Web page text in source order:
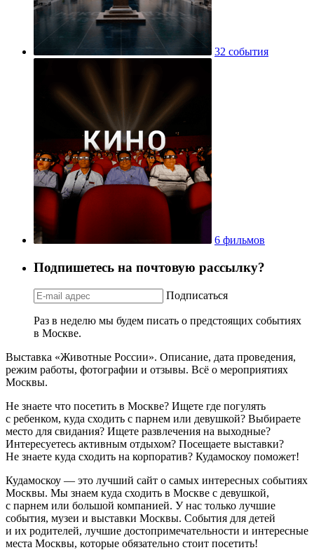
32 события
6 фильмов
Подпишетесь на почтовую рассылку?
Подписаться
Раз в неделю мы будем писать о предстоящих событиях
в Москве.
Выставка «Животные России». Описание, дата проведения,
режим работы, фотографии и отзывы. Всё о мероприятиях
Москвы.
Не знаете что посетить в Москве? Ищете где погулять
с ребенком, куда сходить с парнем или девушкой? Выбираете
место для свидания? Ищете развлечения на выходные?
Интересуетесь активным отдыхом? Посещаете выставки?
Не знаете куда сходить на корпоратив? Кудамоскоу поможет!
Кудамоскоу — это лучший сайт о самых интересных событиях
Москвы. Мы знаем куда сходить в Москве с девушкой,
с парнем или большой компанией. У нас только лучшие
события, музеи и выставки Москвы. События для детей
и их родителей, лучшие достопримечательности и интересные
места Москвы, которые обязательно стоит посетить!